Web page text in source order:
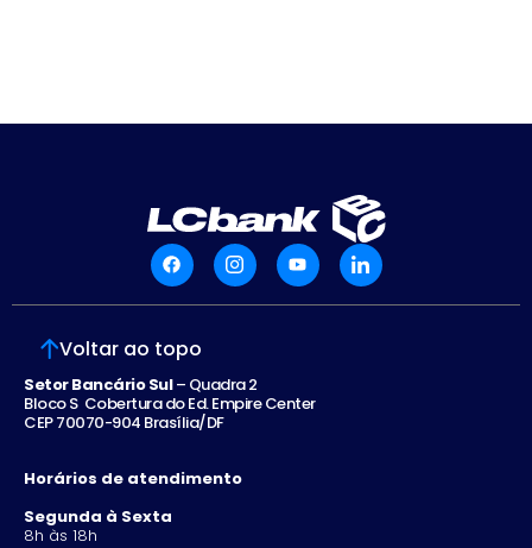
Voltar ao topo
Setor Bancário Sul– Quadra 2
Bloco S Cobertura do Ed. Empire Center
CEP 70070-904 Brasília/DF
Horários de atendimento
Segunda à Sexta
8h às 18h